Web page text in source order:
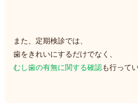
また、定期検診では、
歯をきれいにするだけでなく、
むし歯の有無に関する確認も行って